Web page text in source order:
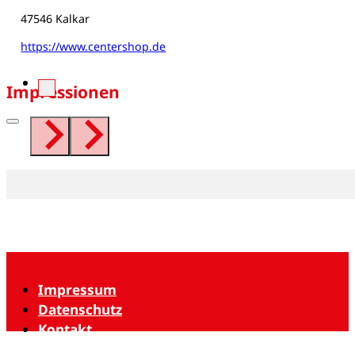
47546 Kalkar
https://www.centershop.de
Impressionen
Impressum
Datenschutz
Kontakt